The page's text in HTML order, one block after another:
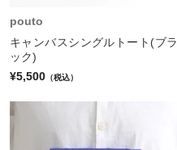
pouto
キャンバスシングルトート(ブラ
ック)
¥5,500 （税込）